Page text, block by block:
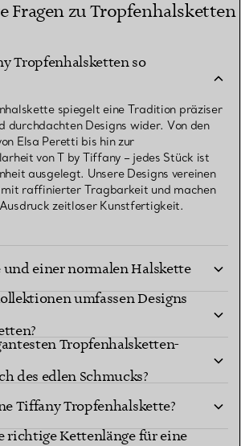
Fragen zu Tropfenhalsketten
Tropfenhalsketten so
spiegelt eine Tradition präziser
durchdachten Designs wider. Von den
Elsa Peretti bis hin zur
von T by Tiffany – jedes Stück ist
ausgelegt. Unsere Designs vereinen
mit raffinierter Tragbarkeit und machen
zeitloser Kunstfertigkeit.
einer normalen Halskette
umfassen Designs
Tropfenhalsketten-
des edlen Schmucks?
Tiffany Tropfenhalskette?
richtige Kettenlänge für eine